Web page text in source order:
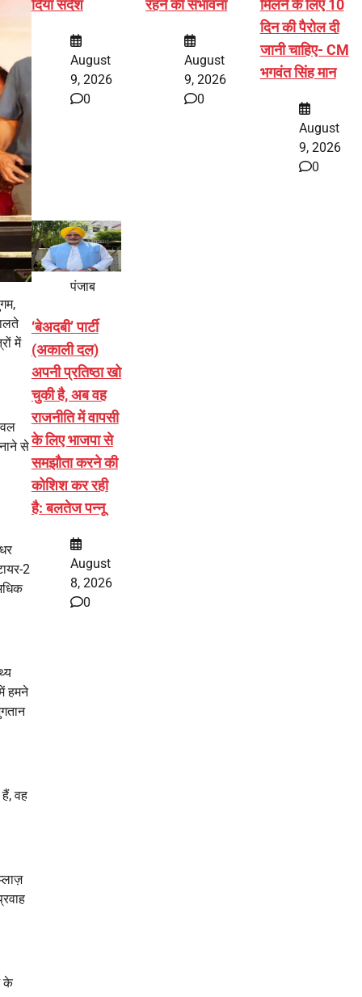
में
से
2
हमने
वह
के
दिया संदेश
August
9, 2026
0
रहने की संभावना
August
9, 2026
0
मिलने के लिए 10
दिन की पैरोल दी
जानी चाहिए- CM
भगवंत सिंह मान
August
9, 2026
0
पंजाब
‘बेअदबी’ पार्टी
(अकाली दल)
अपनी प्रतिष्ठा खो
चुकी है, अब वह
राजनीति में वापसी
के लिए भाजपा से
समझौता करने की
कोशिश कर रही
है: बलतेज पन्नू
August
8, 2026
0